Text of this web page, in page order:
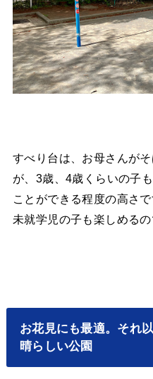
すべり台は、お母さんが
が、3歳、4歳くらいの子
ことができる程度の高さで
未就学児の子も楽しめる
お花見にも最適。それ
晴らしい公園